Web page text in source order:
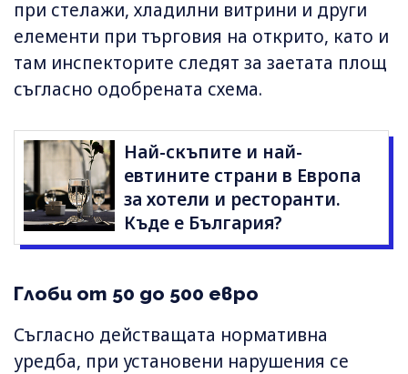
при стелажи, хладилни витрини и други
елементи при търговия на открито, като и
там инспекторите следят за заетата площ
съгласно одобрената схема.
Най-скъпите и най-
евтините страни в Европа
за хотели и ресторанти.
Къде е България?
Глоби от 50 до 500 евро
Съгласно действащата нормативна
уредба, при установени нарушения се